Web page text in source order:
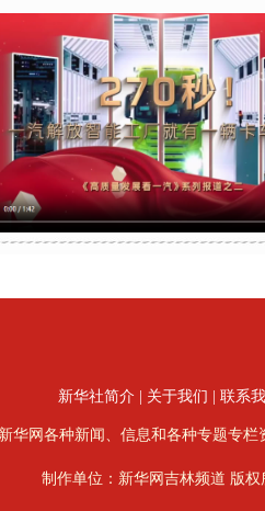
新华社简介 关于我们 联系
华网各种新闻、信息和各种专题专
制作单位：新华网吉林频道 版